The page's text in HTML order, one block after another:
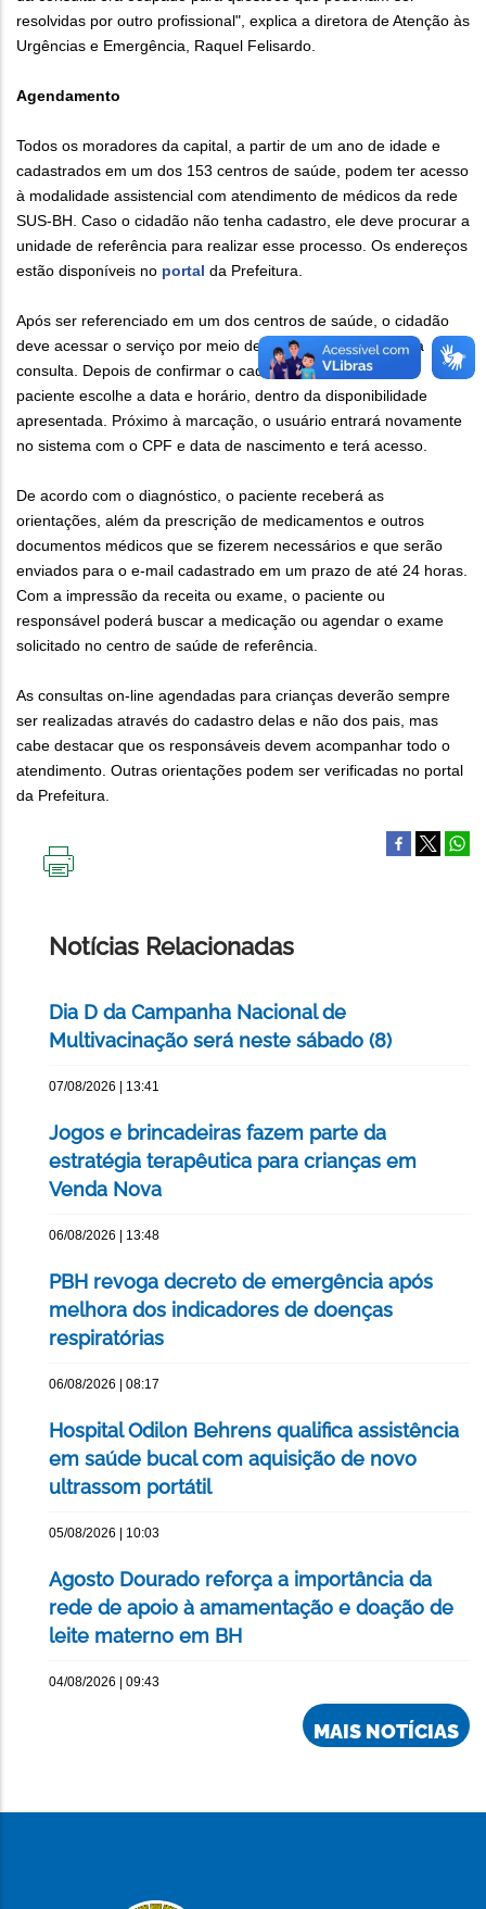
resolvidas por outro profissional", explica a diretora de Atenção às
Urgências e Emergência, Raquel Felisardo.
Agendamento
Todos os moradores da capital, a partir de um ano de idade e
cadastrados em um dos 153 centros de saúde, podem ter acesso
à modalidade assistencial com atendimento de médicos da rede
SUS-BH. Caso o cidadão não tenha cadastro, ele deve procurar a
unidade de referência para realizar esse processo. Os endereços
estão disponíveis no portal da Prefeitura.
Após ser referenciado em um dos centros de saúde, o cidadão
deve acessar o serviço por meio destelink
para agendar a
consulta. Depois de confirmar o cadastro na plataforma, o
paciente escolhe a data e horário, dentro da disponibilidade
apresentada. Próximo à marcação, o usuário entrará novamente
no sistema com o CPF e data de nascimento e terá acesso.
De acordo com o diagnóstico, o paciente receberá as
orientações, além da prescrição de medicamentos e outros
documentos médicos que se fizerem necessários e que serão
enviados para o e-mail cadastrado em um prazo de até 24 horas.
Com a impressão da receita ou exame, o paciente ou
responsável poderá buscar a medicação ou agendar o exame
solicitado no centro de saúde de referência.
As consultas on-line agendadas para crianças deverão sempre
ser realizadas através do cadastro delas e não dos pais, mas
cabe destacar que os responsáveis devem acompanhar todo o
atendimento. Outras orientações podem ser verificadas no portal
da Prefeitura.
Notícias Relacionadas
Dia D da Campanha Nacional de
Multivacinação será neste sábado (8)
07/08/2026 | 13:41
Jogos e brincadeiras fazem parte da
estratégia terapêutica para crianças em
Venda Nova
06/08/2026 | 13:48
PBH revoga decreto de emergência após
melhora dos indicadores de doenças
respiratórias
06/08/2026 | 08:17
Hospital Odilon Behrens qualifica assistência
em saúde bucal com aquisição de novo
ultrassom portátil
05/08/2026 | 10:03
Agosto Dourado reforça a importância da
rede de apoio à amamentação e doação de
leite materno em BH
04/08/2026 | 09:43
MAIS NOTÍCIAS